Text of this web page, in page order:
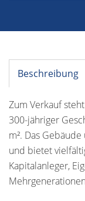
Beschreibung
Zum Verkauf
300-jähriger
m². Das
und bietet
Kapitalanleger,